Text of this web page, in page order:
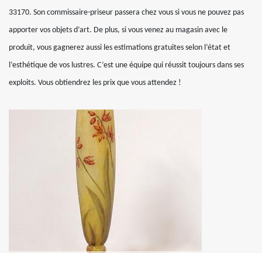
33170. Son commissaire-priseur passera chez vous si vous ne pouvez pas
apporter vos objets d’art. De plus, si vous venez au magasin avec le
produit, vous gagnerez aussi les estimations gratuites selon l’état et
l’esthétique de vos lustres. C’est une équipe qui réussit toujours dans ses
exploits. Vous obtiendrez les prix que vous attendez !